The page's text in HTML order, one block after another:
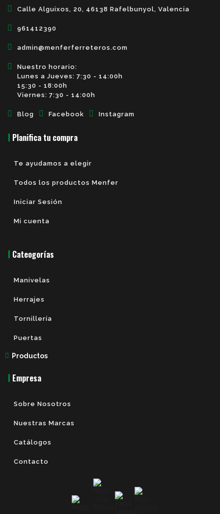
Calle Alguixos, 20, 46138 Rafelbunyol, Valencia
961412390
admin@menferferreteros.com
Nuestro horario:
Lunes a Jueves: 7:30 - 14:00h
15:30 - 18:00h
Viernes: 7:30 - 14:00h
Blog Facebook Instagram
Planifica tu compra
Te ayudamos a elegir
Todos los productos Menfer
Iniciar Sesión
Mi cuenta
Cateogorías
Manivelas
Herrajes
Tornillería
Puertas
Productos
Empresa
Sobre Nosotros
Nuestras Marcas
Catálogos
Contacto